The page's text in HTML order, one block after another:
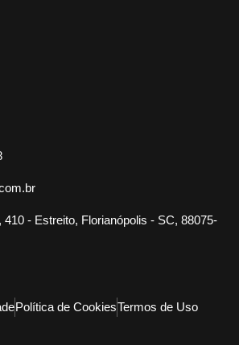
410 - Estreito, Florianópolis - SC, 88075-
Política de CookiesTermos de Uso